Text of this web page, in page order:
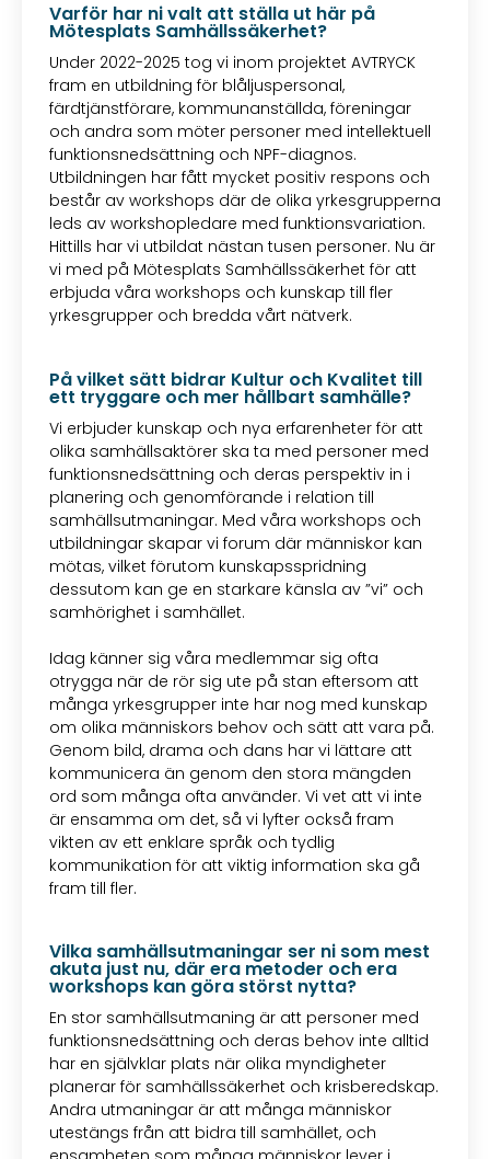
Varför har ni valt att ställa ut här på
Mötesplats Samhällssäkerhet?
Under 2022-2025 tog vi inom projektet AVTRYCK
fram en utbildning för blåljuspersonal,
färdtjänstförare, kommunanställda, föreningar
och andra som möter personer med intellektuell
funktionsnedsättning och NPF-diagnos.
Utbildningen har fått mycket positiv respons och
består av workshops där de olika yrkesgrupperna
leds av workshopledare med funktionsvariation.
Hittills har vi utbildat nästan tusen personer. Nu är
vi med på Mötesplats Samhällssäkerhet för att
erbjuda våra workshops och kunskap till fler
yrkesgrupper och bredda vårt nätverk.
På vilket sätt bidrar Kultur och Kvalitet till
ett tryggare och mer hållbart samhälle?
Vi erbjuder kunskap och nya erfarenheter för att
olika samhällsaktörer ska ta med personer med
funktionsnedsättning och deras perspektiv in i
planering och genomförande i relation till
samhällsutmaningar. Med våra workshops och
utbildningar skapar vi forum där människor kan
mötas, vilket förutom kunskapsspridning
dessutom kan ge en starkare känsla av ”vi” och
samhörighet i samhället.
Idag känner sig våra medlemmar sig ofta
otrygga när de rör sig ute på stan eftersom att
många yrkesgrupper inte har nog med kunskap
om olika människors behov och sätt att vara på.
Genom bild, drama och dans har vi lättare att
kommunicera än genom den stora mängden
ord som många ofta använder. Vi vet att vi inte
är ensamma om det, så vi lyfter också fram
vikten av ett enklare språk och tydlig
kommunikation för att viktig information ska gå
fram till fler.
Vilka samhällsutmaningar ser ni som mest
akuta just nu, där era metoder och era
workshops kan göra störst nytta?
En stor samhällsutmaning är att personer med
funktionsnedsättning och deras behov inte alltid
har en självklar plats när olika myndigheter
planerar för samhällssäkerhet och krisberedskap.
Andra utmaningar är att många människor
utestängs från att bidra till samhället, och